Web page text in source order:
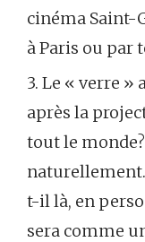
cinéma Saint-
à Paris ou par
3. Le « verre »
après la
tout le
t-il là, en
sera comme